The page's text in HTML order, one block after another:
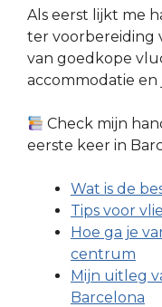
Als eerst lijkt me
ter voorbereiding
van goedkope
accommodatie en
Check mijn
eerste keer in
Wat is de
Tips voor
Hoe ga je
centrum
Mijn uitleg
Barcelona